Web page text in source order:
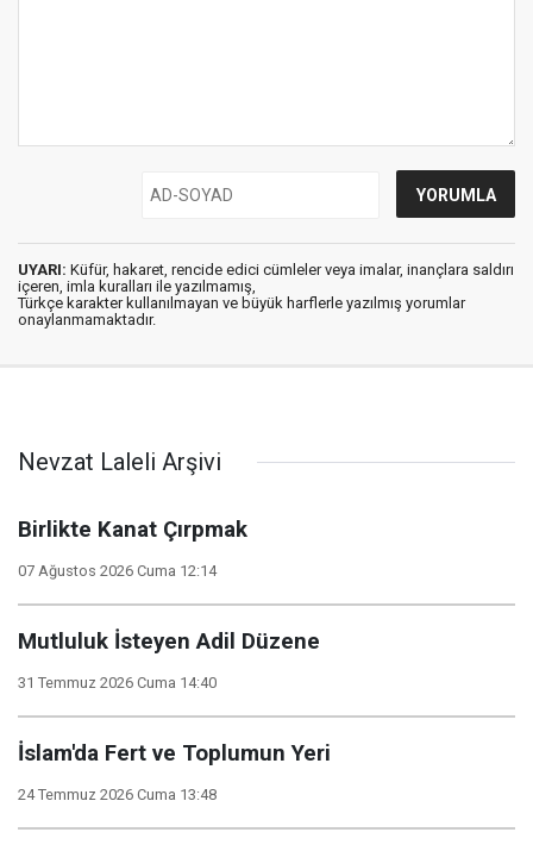
UYARI: Küfür, hakaret, rencide edici cümleler veya imalar, inançlara saldırı
içeren, imla kuralları ile yazılmamış,
Türkçe karakter kullanılmayan ve büyük harflerle yazılmış yorumlar
onaylanmamaktadır.
Nevzat Laleli Arşivi
Birlikte Kanat Çırpmak
07 Ağustos 2026 Cuma 12:14
Mutluluk İsteyen Adil Düzene
31 Temmuz 2026 Cuma 14:40
İslam'da Fert ve Toplumun Yeri
24 Temmuz 2026 Cuma 13:48